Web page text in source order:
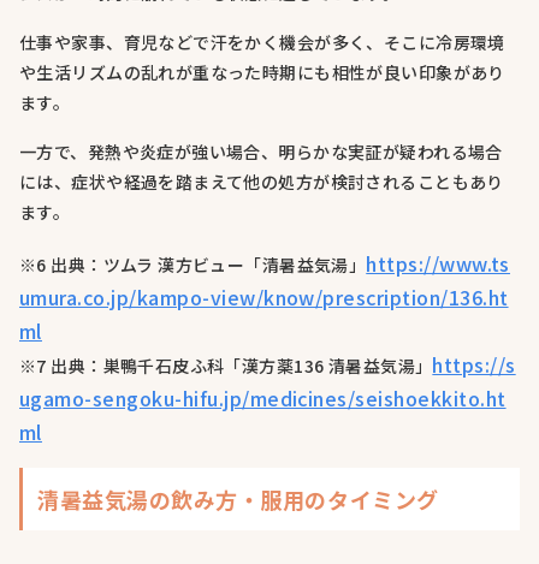
仕事や家事、育児などで汗をかく機会が多く、そこに冷房環境
や生活リズムの乱れが重なった時期にも相性が良い印象があり
ます。
一方で、発熱や炎症が強い場合、明らかな実証が疑われる場合
には、症状や経過を踏まえて他の処方が検討されることもあり
ます。
※6 出典：ツムラ 漢方ビュー「清暑益気湯」 https://www.ts
umura.co.jp/kampo-view/know/prescription/136.ht
ml
※7 出典：巣鴨千石皮ふ科「漢方薬136 清暑益気湯」 https://s
ugamo-sengoku-hifu.jp/medicines/seishoekkito.ht
ml
清暑益気湯の飲み方・服用のタイミング